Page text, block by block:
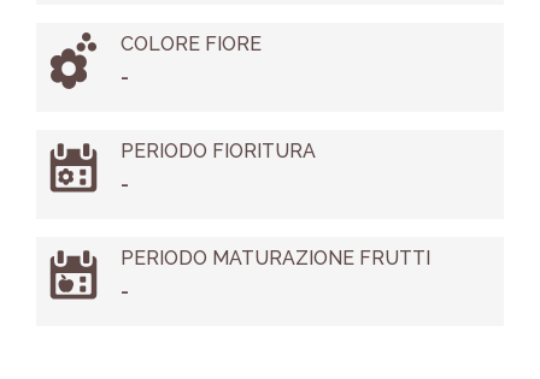
COLORE FIORE
-
PERIODO FIORITURA
-
PERIODO MATURAZIONE FRUTTI
-